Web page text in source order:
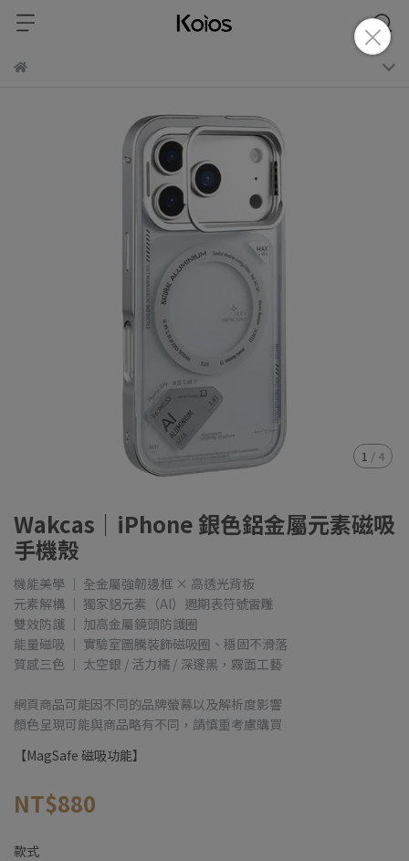
1 / 4
Wakcas｜iPhone 銀色鋁金屬元素磁吸
手機殼
機能美學 ｜ 全金屬強韌邊框 × 高透光背板
元素解構 ｜ 獨家鋁元素（Al）週期表符號雷雕
雙效防護 ｜ 加高金屬鏡頭防護圈
能量磁吸 ｜ 實驗室圖騰裝飾磁吸圈、穩固不滑落
質感三色 ｜ 太空銀 / 活力橘 / 深邃黑，霧面工藝
網頁商品可能因不同的品牌螢幕以及解析度影響
顏色呈現可能與商品略有不同，請慎重考慮購買
【MagSafe 磁吸功能】
NT$880
款式